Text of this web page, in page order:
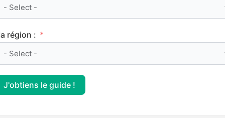
Les articles les
plus consultés
région :
J'obtiens le guide !